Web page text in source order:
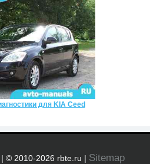
для KIA Ceed
© 2010-2026 rbte.ru | Sitemap